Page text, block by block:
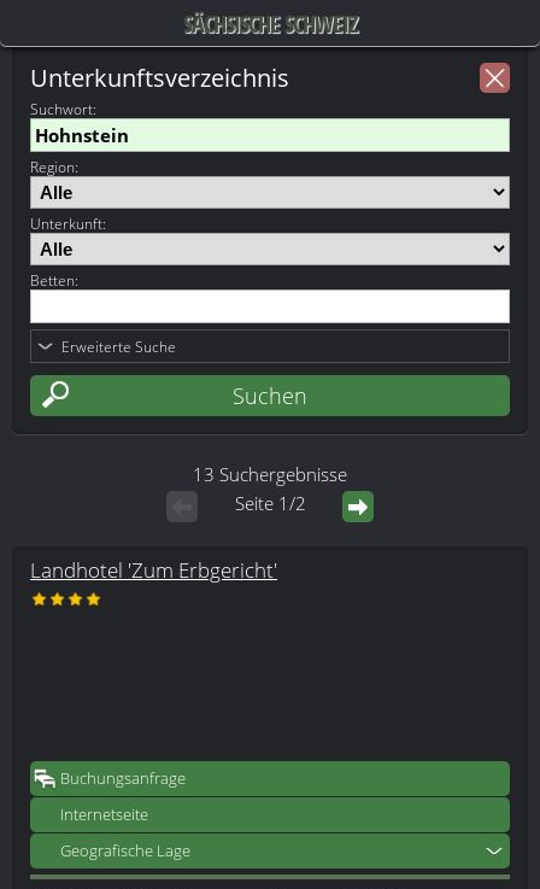
SÄCHSISCHE SCHWEIZ
Unterkunftsverzeichnis
Suchwort:
Region:
Unterkunft:
Betten:
Erweiterte Suche
13 Suchergebnisse
Seite 1/2
Landhotel 'Zum Erbgericht'
Buchungsanfrage
Internetseite
Geografische Lage